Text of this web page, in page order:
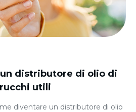
distributore di olio di
utili
diventare un distributore di olio